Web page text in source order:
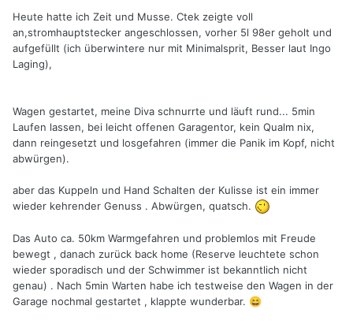
Heute hatte ich Zeit und Musse. Ctek zeigte voll
an,stromhauptstecker angeschlossen, vorher 5l 98er geholt und
aufgefüllt (ich überwintere nur mit Minimalsprit, Besser laut Ingo
Laging),
Wagen gestartet, meine Diva schnurrte und läuft rund... 5min
Laufen lassen, bei leicht offenen Garagentor, kein Qualm nix,
dann reingesetzt und losgefahren (immer die Panik im Kopf, nicht
abwürgen).
aber das Kuppeln und Hand Schalten der Kulisse ist ein immer
wieder kehrender Genuss . Abwürgen, quatsch.
Das Auto ca. 50km Warmgefahren und problemlos mit Freude
bewegt , danach zurück back home (Reserve leuchtete schon
wieder sporadisch und der Schwimmer ist bekanntlich nicht
genau) . Nach 5min Warten habe ich testweise den Wagen in der
Garage nochmal gestartet , klappte wunderbar. 😄